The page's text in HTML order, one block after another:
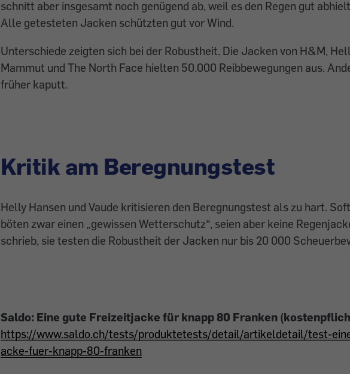
schnitt aber insgesamt noch genügend ab, weil es den Regen gut
Alle getesteten Jacken schützten gut vor Wind.
Unterschiede zeigten sich bei der Robustheit. Die Jacken von H&M,
Mammut und The North Face hielten 50.000 Reibbewegungen aus.
früher kaputt.
Kritik am Beregnungstest
Helly Hansen und Vaude kritisieren den Beregnungstest als zu hart.
böten zwar einen „gewissen Wetterschutz“, seien aber keine
schrieb, sie testen die Robustheit der Jacken nur bis 20 000
Saldo: Eine gute Freizeitjacke für knapp 80 Franken
https://www.saldo.ch/tests/produktetests/detail/artikeldetail/test-
acke-fuer-knapp-80-franken